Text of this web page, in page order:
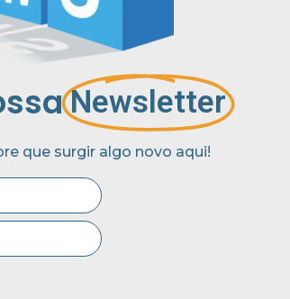
Newsletter
que surgir algo novo aqui!